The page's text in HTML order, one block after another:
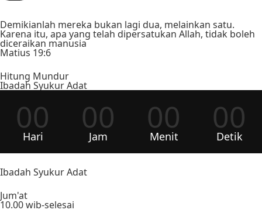
Demikianlah mereka bukan lagi dua, melainkan satu.
Karena itu, apa yang telah dipersatukan Allah, tidak boleh
diceraikan manusia
Matius 19:6
Hitung Mundur
Ibadah Syukur Adat
00
Hari 00
Jam 00
Menit 00
Detik
Ibadah Syukur Adat
Jum'at
10.00 wib-selesai